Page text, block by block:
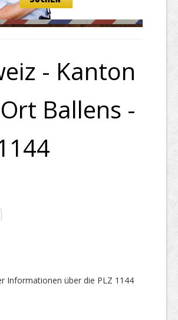
- Kanton
Ballens -
Informationen über die PLZ 1144